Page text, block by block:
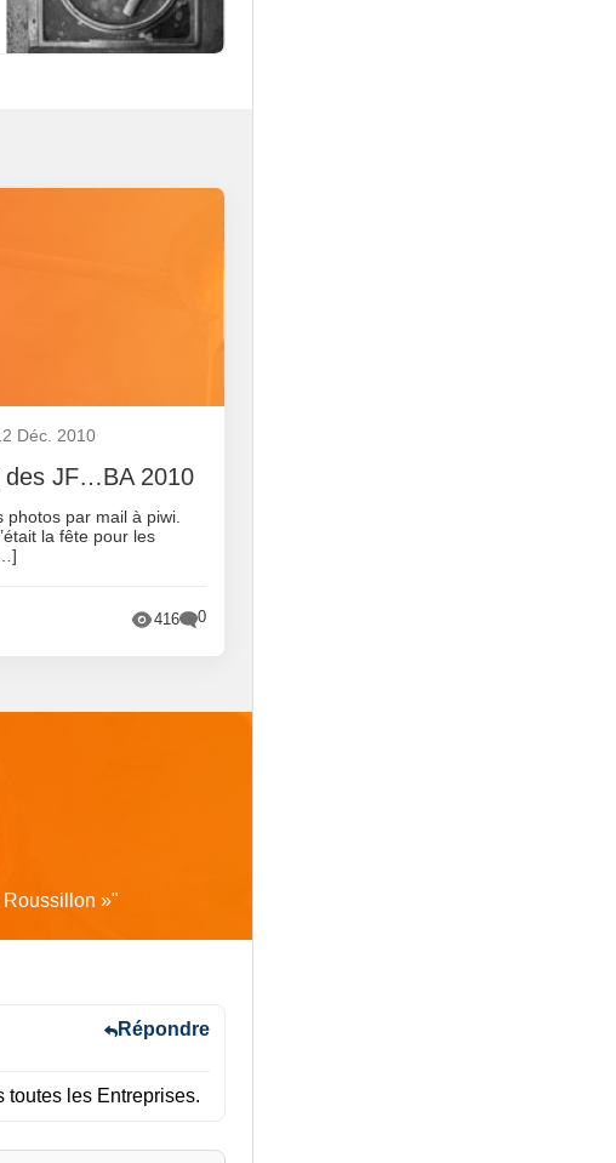
Déc. 2010
des JF…BA 2010
photos par mail à piwi.
la fête pour les
416 0
Roussillon »"
toutes les Entreprises.
Répondre